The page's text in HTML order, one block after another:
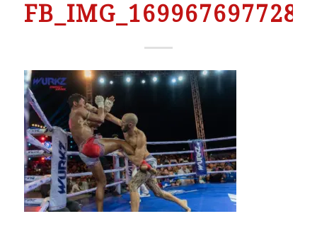
FB_IMG_1699676977283